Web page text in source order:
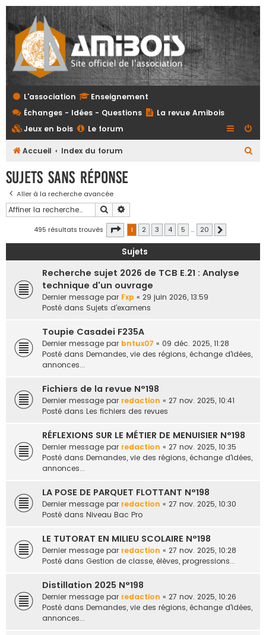
L'association
Enseignement
Échanges - Idées - Questions
La revue Amibois
Jeux en bois
Le forum
Accueil Index du forum
c
h
Sujets sans réponse
Aller à la recherche avancée
Rechercher
495 résultats trouvés Page 1sur20
1 2 3 4 5 … 20
Sujets
Recherche sujet 2026 de TCB E.21 : Analyse
technique d'un ouvrage
Dernier message par Fxp « 29 juin 2026, 13:59
Posté dans Sujets d'examens
Toupie Casadei F235A
Dernier message par bntux07 « 09 déc. 2025, 11:28
Posté dans Demandes, vie des régions, échange d'idées,
annonces...
Fichiers de la revue N°198
Dernier message par redaction « 27 nov. 2025, 10:41
Posté dans Les fichiers des revues
RÉFLEXIONS SUR LE MÉTIER DE MENUISIER N°198
Dernier message par redaction « 27 nov. 2025, 10:35
Posté dans Demandes, vie des régions, échange d'idées,
annonces...
LA POSE DE PARQUET FLOTTANT N°198
Dernier message par redaction « 27 nov. 2025, 10:30
Posté dans Niveau Bac Pro
LE TUTORAT EN MILIEU SCOLAIRE N°198
Dernier message par redaction « 27 nov. 2025, 10:28
Posté dans Gestion de classe, élèves, progressions...
Distillation 2025 N°198
Dernier message par redaction « 27 nov. 2025, 10:26
Posté dans Demandes, vie des régions, échange d'idées,
annonces...